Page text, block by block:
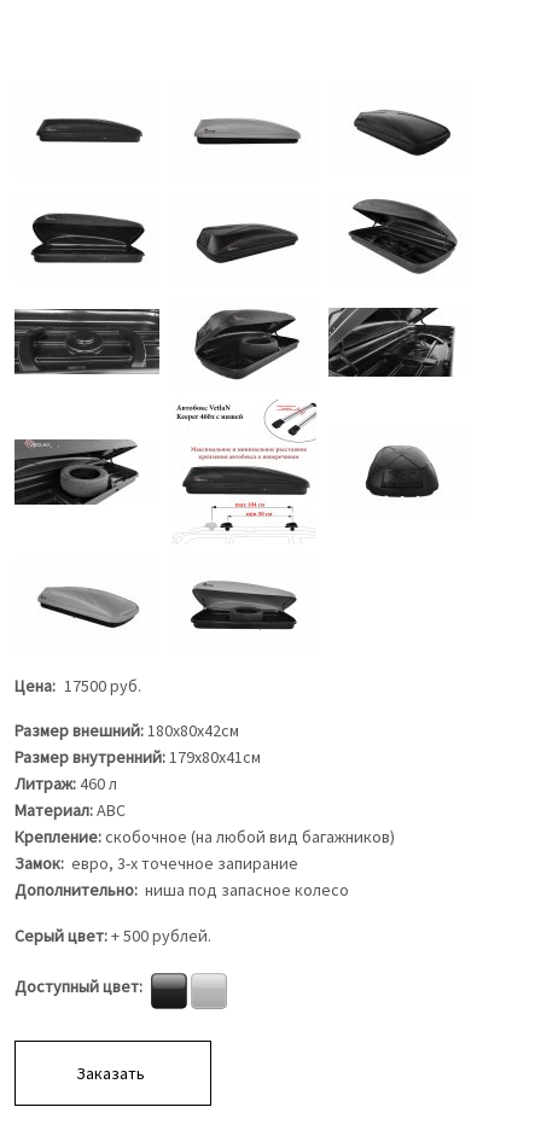
Previous
Next
Цена 17500 руб.
Размер внешний:180х80х42см
Размер внутренний:179х80х41см
Литраж:460 л
Материал:АВС
Крепление:скобочное (на любой вид багажников)
Замок: евро, 3-х точечное запирание
Дополнительно: ниша под запасное колесо
Серый цвет:+ 500 рублей.
Доступный цвет
Заказать